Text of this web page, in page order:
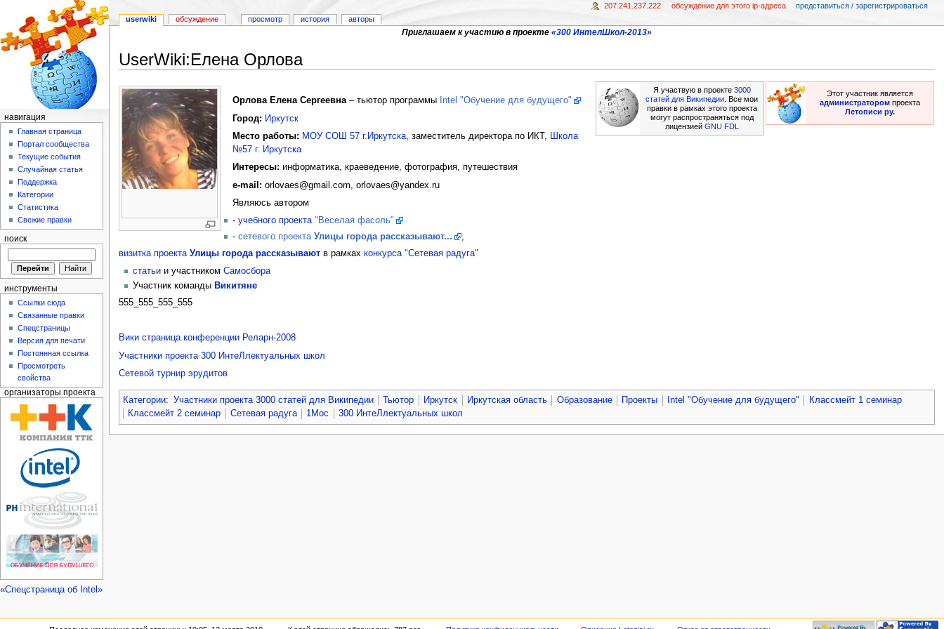
Приглашаем к участию в проекте «300 ИнтелШкол-2013»
UserWiki:Елена Орлова
Этот участник является
администратором проекта
Летописи ру.
Я участвую в проекте 3000
статей для Википедии . Все мои
правки в рамках этого проекта
могут распространяться под
лицензией GNU FDL
Орлова Елена Сергеевна– тьютор программы Intel "Обучение для будущего"
Город: Иркутск
Место работы: МОУ СОШ 57 г.Иркутска, заместитель директора по ИКТ, Школа
№57 г. Иркутска
Интересы: информатика, краеведение, фотография, путешествия
e-mail: orlovaes@gmail.com, orlovaes@yandex.ru
Являюсь автором
-учебного проекта "Веселая фасоль"
-сетевого проектаУлицы города рассказывают...
,
визитка проекта Улицы города рассказываютв рамках конкурса "Сетевая радуга"
статьии участником Самосбора
Участник команды Викитяне
555_555_555_555
Вики страница конференции Реларн-2008
Участники проекта 300 ИнтеЛлектуальных школ
Сетевой турнир эрудитов
Категории: Участники проекта 3000 статей для Википедии Тьютор Иркутск Иркутская область Образование Проекты Intel "Обучение для будущего"
Классмейт 1 семинар
Классмейт 2 семинар
Сетевая радуга 1Мос 300 ИнтеЛлектуальных школ
userwiki обсуждение просмотр история авторы
207.241.237.222 обсуждение для этого ip-адреса представиться / зарегистрироваться
навигация
Главная страница
Портал сообщества
Текущие события
Случайная статья
Поддержка
Категории
Статистика
Свежие правки
поиск
инструменты
Ссылки сюда
Связанные правки
Спецстраницы
Версия для печати
Постоянная ссылка
Просмотреть
свойства
организаторы проекта
«Спецстраница об Intel»